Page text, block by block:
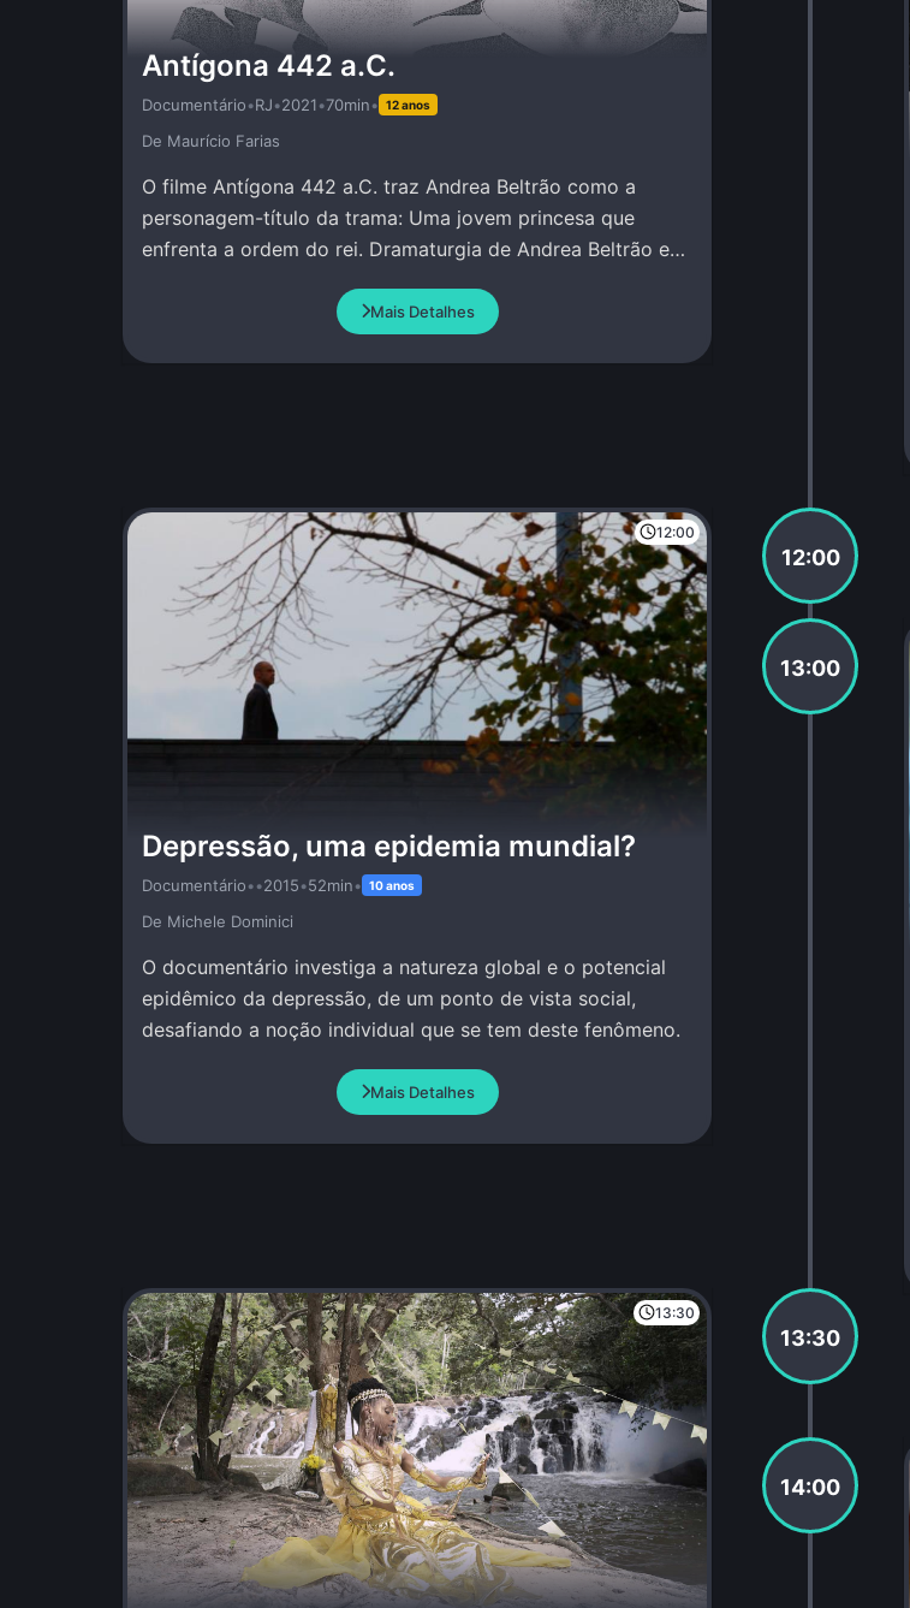
Antígona 442 a.C.
Documentário•RJ•2021•70min• 12 anos
De Maurí­cio Farias
O filme Antígona 442 a.C. traz Andrea Beltrão como a
personagem-título da trama: Uma jovem princesa que
enfrenta a ordem do rei. Dramaturgia de Andrea Beltrão e
Mais Detalhes
12:00
12:00
Depressão, uma epidemia mundial?
Documentário••2015•52min• 10 anos
De Michele Dominici
O documentário investiga a natureza global e o potencial
epidêmico da depressão, de um ponto de vista social,
desafiando a noção individual que se tem deste fenômeno.
Mais Detalhes
13:00
13:30
13:30
14:00